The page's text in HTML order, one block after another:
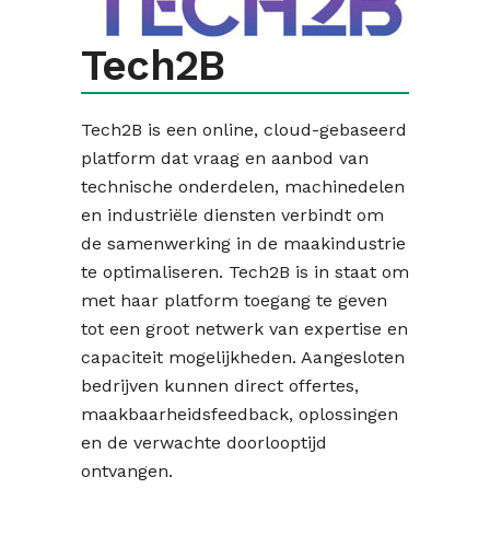
Tech2B
Tech2B is een online, cloud-gebaseerd
platform dat vraag en aanbod van
technische onderdelen, machinedelen
en industriële diensten verbindt om
de samenwerking in de maakindustrie
te optimaliseren. Tech2B is in staat om
met haar platform toegang te geven
tot een groot netwerk van expertise en
capaciteit mogelijkheden. Aangesloten
bedrijven kunnen direct offertes,
maakbaarheidsfeedback, oplossingen
en de verwachte doorlooptijd
ontvangen.